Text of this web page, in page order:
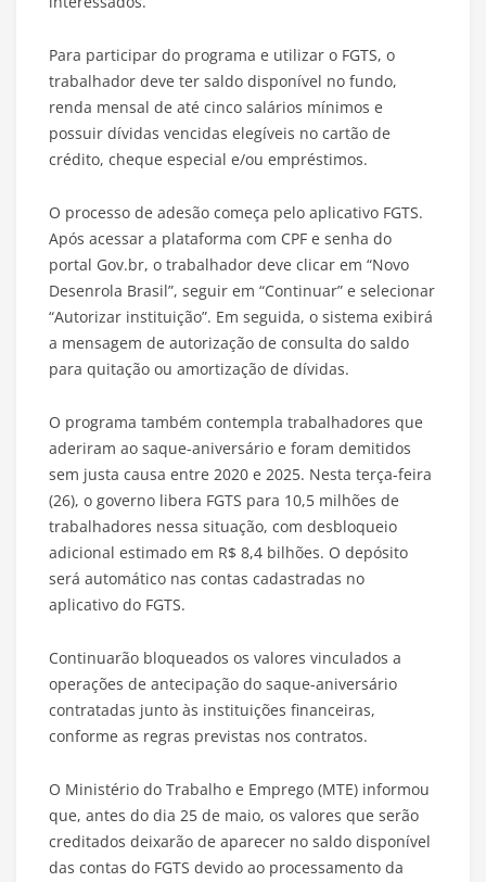
Para participar do programa e utilizar o FGTS, o
trabalhador deve ter saldo disponível no fundo,
renda mensal de até cinco salários mínimos e
possuir dívidas vencidas elegíveis no cartão de
crédito, cheque especial e/ou empréstimos.
O processo de adesão começa pelo aplicativo FGTS.
Após acessar a plataforma com CPF e senha do
portal Gov.br, o trabalhador deve clicar em “Novo
Desenrola Brasil”, seguir em “Continuar” e selecionar
“Autorizar instituição”. Em seguida, o sistema exibirá
a mensagem de autorização de consulta do saldo
para quitação ou amortização de dívidas.
O programa também contempla trabalhadores que
aderiram ao saque-aniversário e foram demitidos
sem justa causa entre 2020 e 2025. Nesta terça-feira
(26), o governo libera FGTS para 10,5 milhões de
trabalhadores nessa situação, com desbloqueio
adicional estimado em R$ 8,4 bilhões. O depósito
será automático nas contas cadastradas no
aplicativo do FGTS.
Continuarão bloqueados os valores vinculados a
operações de antecipação do saque-aniversário
contratadas junto às instituições financeiras,
conforme as regras previstas nos contratos.
O Ministério do Trabalho e Emprego (MTE) informou
que, antes do dia 25 de maio, os valores que serão
creditados deixarão de aparecer no saldo disponível
das contas do FGTS devido ao processamento da